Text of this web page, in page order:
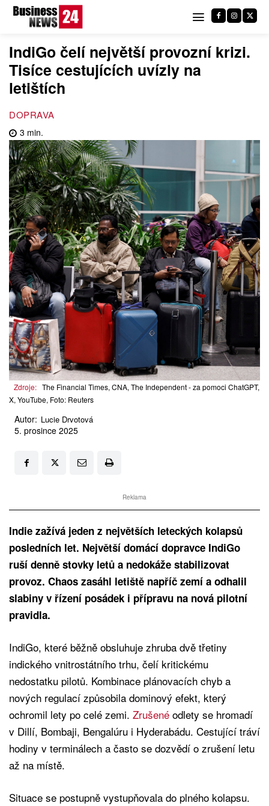
IndiGo čelí největší provozní krizi.
Tisíce cestujících uvízly na
letištích
DOPRAVA
3 min.
Zdroje: The Financial Times, CNA, The Independent - za pomoci ChatGPT,
X, YouTube, Foto: Reuters
Autor: Lucie Drvotová
5. prosince 2025
Reklama
Indie zažívá jeden z největších leteckých kolapsů
posledních let. Největší domácí dopravce IndiGo
ruší denně stovky letů a nedokáže stabilizovat
provoz. Chaos zasáhl letiště napříč zemí a odhalil
slabiny v řízení posádek i přípravu na nová pilotní
pravidla.
IndiGo, které běžně obsluhuje zhruba dvě třetiny
indického vnitrostátního trhu, čelí kritickému
nedostatku pilotů. Kombinace plánovacích chyb a
nových regulací způsobila dominový efekt, který
ochromil lety po celé zemi. Zrušené odlety se hromadí
v Dillí, Bombaji, Bengalúru i Hyderabádu. Cestující tráví
hodiny v terminálech a často se dozvědí o zrušení letu
až na místě.
Situace se postupně vystupňovala do plného kolapsu.